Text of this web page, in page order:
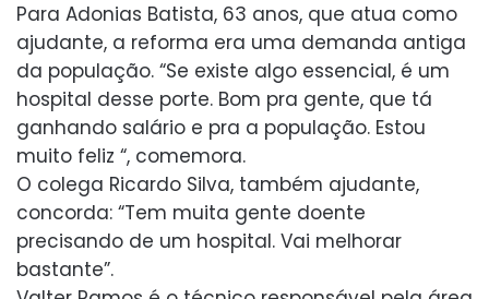
Para Adonias Batista, 63 anos, que atua como
ajudante, a reforma era uma demanda antiga
da população. “Se existe algo essencial, é um
hospital desse porte. Bom pra gente, que tá
ganhando salário e pra a população. Estou
muito feliz “, comemora.
O colega Ricardo Silva, também ajudante,
concorda: “Tem muita gente doente
precisando de um hospital. Vai melhorar
bastante”.